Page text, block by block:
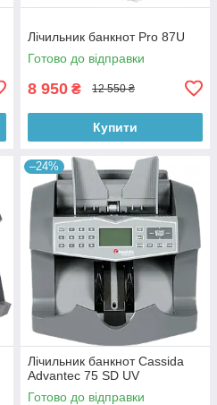
Лічильник банкнот Pro 87U
Готово до відправки
8 950 ₴ 12 550 ₴
Купити
–24%
Лічильник банкнот Cassida
Advantec 75 SD UV
Готово до відправки